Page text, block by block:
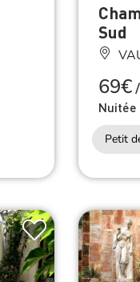
Sud
69€/
Nuitée
Petit